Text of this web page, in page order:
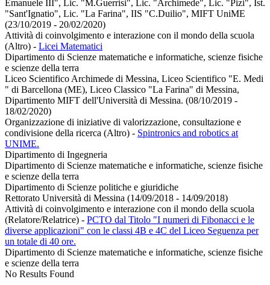
Emanuele III", Lic. "M.Guerrisi", Lic. "Archimede", Lic. "Pizi", Ist.
"Sant'Ignatio", Lic. "La Farina", IIS "C.Duilio", MIFT UniME
(23/10/2019 - 20/02/2020)
Attività di coinvolgimento e interazione con il mondo della scuola
(Altro) - Licei Matematici
Dipartimento di Scienze matematiche e informatiche, scienze fisiche
e scienze della terra
Liceo Scientifico Archimede di Messina, Liceo Scientifico "E. Medi
" di Barcellona (ME), Liceo Classico "La Farina" di Messina,
Dipartimento MIFT dell'Università di Messina. (08/10/2019 -
18/02/2020)
Organizzazione di iniziative di valorizzazione, consultazione e
condivisione della ricerca (Altro) - Spintronics and robotics at
UNIME.
Dipartimento di Ingegneria
Dipartimento di Scienze matematiche e informatiche, scienze fisiche
e scienze della terra
Dipartimento di Scienze politiche e giuridiche
Rettorato Università di Messina (14/09/2018 - 14/09/2018)
Attività di coinvolgimento e interazione con il mondo della scuola
(Relatore/Relatrice) - PCTO dal Titolo "I numeri di Fibonacci e le
diverse applicazioni" con le classi 4B e 4C del Liceo Seguenza per
un totale di 40 ore.
Dipartimento di Scienze matematiche e informatiche, scienze fisiche
e scienze della terra
No Results Found